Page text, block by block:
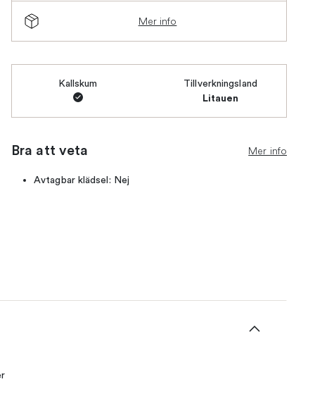
Mer info
Kallskum Tillverkningsland
Litauen
Bra att veta Mer info
Avtagbar klädsel: Nej